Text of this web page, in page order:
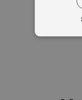
Essentielle
gebraucht.